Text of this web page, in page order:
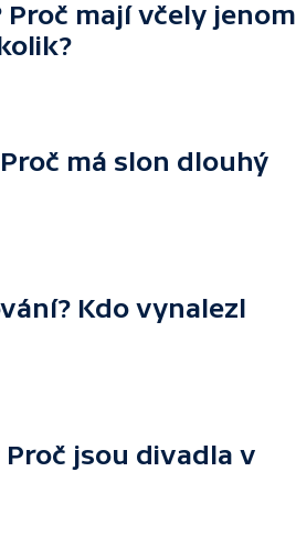
mají včely jenom
má slon dlouhý
Kdo vynalezl
jsou divadla v